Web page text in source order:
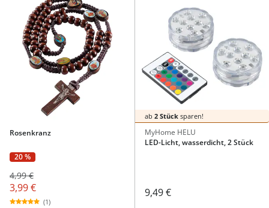
Rosenkranz
20 %
4,99 €
3,99 €
(1)
ab 2 Stücksparen!
MyHome HELU
LED-Licht, wasserdicht, 2 Stück
9,49 €